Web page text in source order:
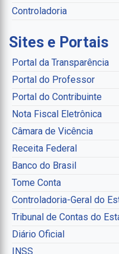
Controladoria
Sites e Portais
Portal da Transparência
Portal do Professor
Portal do Contribuinte
Nota Fiscal Eletrônica
Câmara de Vicência
Receita Federal
Banco do Brasil
Tome Conta
Controladoria-Geral do
Tribunal de Contas do
Diário Oficial
INSS